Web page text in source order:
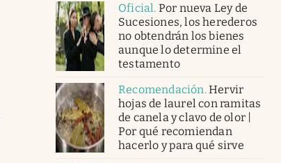
Oficial. Por nueva Ley de
Sucesiones, los herederos
no obtendrán los bienes
aunque lo determine el
testamento
Recomendación.Hervir
hojas de laurel con ramitas
de canela y clavo de olor |
Por qué recomiendan
hacerlo y para qué sirve